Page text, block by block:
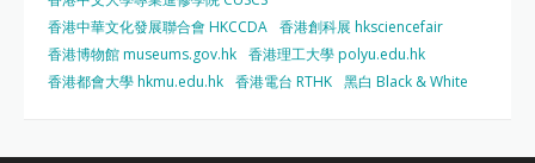
香港中華文化發展聯合會 HKCCDA 香港創科展 hksciencefair
香港博物館 museums.gov.hk 香港理工大學 polyu.edu.hk
香港都會大學 hkmu.edu.hk 香港電台 RTHK 黑白 Black & White